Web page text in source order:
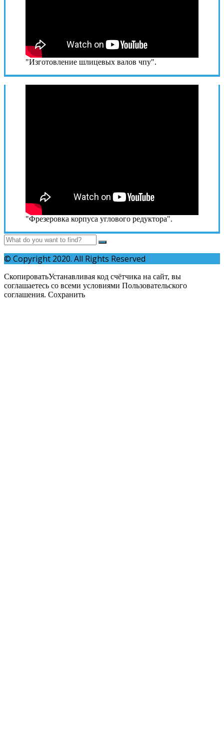
"Изготовление шлицевых валов чпу".
"Фрезеровка корпуса углового редуктора".
© Copyright 2020. All Rights Reserved
СкопироватьУстанавливая код счётчика на сайт, вы
соглашаетесь со всеми условиями Пользовательского
соглашения. Сохранить